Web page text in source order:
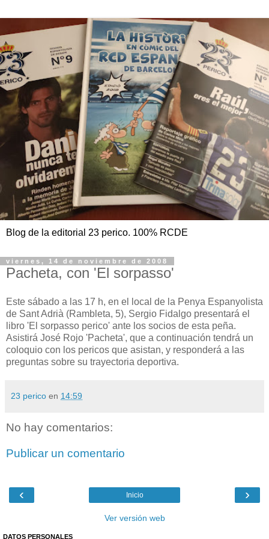
Blog de la editorial 23 perico. 100% RCDE
viernes, 14 de noviembre de 2008
Pacheta, con 'El sorpasso'
Este sábado a las 17 h, en el local de la Penya Espanyolista
de Sant Adrià (Rambleta, 5), Sergio Fidalgo presentará el
libro 'El sorpasso perico' ante los socios de esta peña.
Asistirá José Rojo 'Pacheta', que a continuación tendrá un
coloquio con los pericos que asistan, y responderá a las
preguntas sobre su trayectoria deportiva.
23 perico en 14:59
No hay comentarios:
Publicar un comentario
‹ ›
Inicio
Ver versión web
DATOS PERSONALES